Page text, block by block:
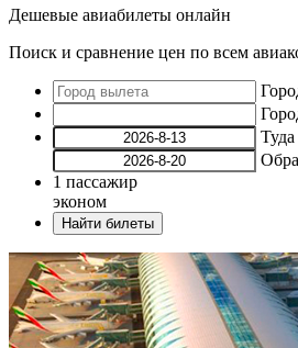
Дешевые авиабилеты онлайн
Поиск и сравнение цен по всем
Туда
1 пассажир
эконом
Найти билеты